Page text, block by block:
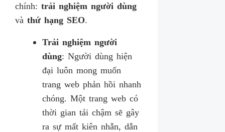
chính: trải nghiệm người dùng
và thứ hạng SEO.
Trải nghiệm người
dùng: Người dùng hiện
đại luôn mong muốn
trang web phản hồi nhanh
chóng. Một trang web có
thời gian tải chậm sẽ gây
ra sự mất kiên nhẫn, dẫn